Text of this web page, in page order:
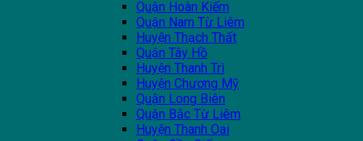
Quận Hoàn Kiếm
Quận Nam Từ Liêm
Huyện Thạch Thất
Quận Tây Hồ
Huyện Thanh Trì
Huyện Chương Mỹ
Quận Long Biên
Quận Bắc Từ Liêm
Huyện Thanh Oai